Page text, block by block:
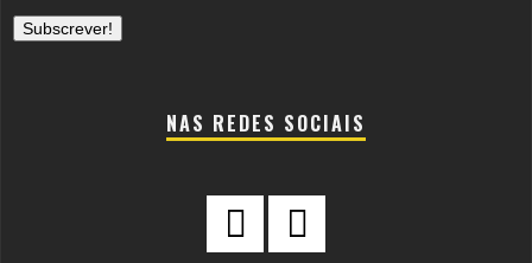
NAS REDES SOCIAIS